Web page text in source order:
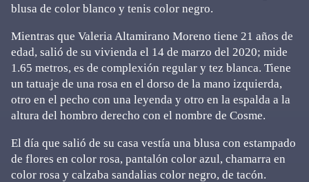
blusa de color blanco y tenis color negro.
Mientras que Valeria Altamirano Moreno tiene 21 años de
edad, salió de su vivienda el 14 de marzo del 2020; mide
1.65 metros, es de complexión regular y tez blanca. Tiene
un tatuaje de una rosa en el dorso de la mano izquierda,
otro en el pecho con una leyenda y otro en la espalda a la
altura del hombro derecho con el nombre de Cosme.
El día que salió de su casa vestía una blusa con estampado
de flores en color rosa, pantalón color azul, chamarra en
color rosa y calzaba sandalias color negro, de tacón.